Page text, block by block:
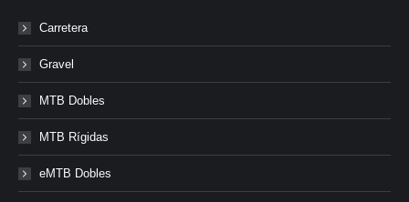
Carretera
Gravel
MTB Dobles
MTB Rígidas
eMTB Dobles